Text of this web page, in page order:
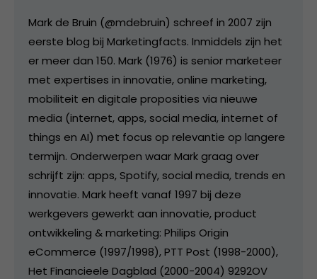
Mark de Bruin (@mdebruin) schreef in 2007 zijn
eerste blog bij Marketingfacts. Inmiddels zijn het
er meer dan 150. Mark (1976) is senior marketeer
met expertises in innovatie, online marketing,
mobiliteit en digitale proposities via nieuwe
media (internet, apps, social media, internet of
things en AI) met focus op relevantie op langere
termijn. Onderwerpen waar Mark graag over
schrijft zijn: apps, Spotify, social media, trends en
innovatie. Mark heeft vanaf 1997 bij deze
werkgevers gewerkt aan innovatie, product
ontwikkeling & marketing: Philips Origin
eCommerce (1997/1998), PTT Post (1998-2000),
Het Financieele Dagblad (2000-2004) 9292OV